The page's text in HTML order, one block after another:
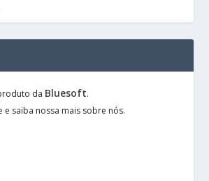
da Bluesoft.
e saiba nossa mais sobre nós.